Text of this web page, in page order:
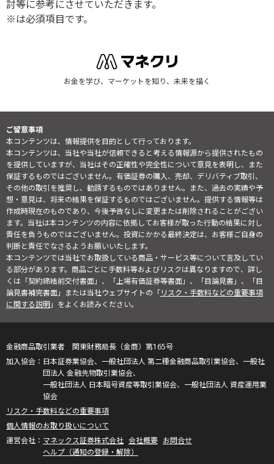
討等に参考にさせていただきます。
※は必須項目です。
お金を学び、マーケットを知り、未来を描く
ご留意事項
本コンテンツは、情報提供を目的として行っております。
本コンテンツは、当社や当社が信頼できると考える情報源から提供されたもの
を提供していますが、当社はその正確性や完全性について意見を表明し、また
保証するものではございません。有価証券の購入、売却、デリバティブ取引、
その他の取引を推奨し、勧誘するものではありません。また、過去の実績や予
想・意見は、将来の結果を保証するものではございません。提供する情報等は
作成時現在のものであり、今後予告なしに変更または削除されることがござい
ます。当社は本コンテンツの内容に依拠してお客様が取った行動の結果に対し
責任を負うものではございません。投資にかかる最終決定は、お客様ご自身の
判断と責任でなさるようお願いいたします。
本コンテンツでは当社でお取扱している商品・サービス等について言及してい
る部分があります。商品ごとに手数料等およびリスクは異なりますので、詳し
くは「契約締結前交付書面」、「上場有価証券等書面」、「目論見書」、「目
論見書補完書面」または当社ウェブサイトの「リスク・手数料などの重要事項
に関する説明」をよくお読みください。
金融商品取引業者 関東財務局長（金商）第165号
日本証券業協会、一般社団法人 第二種金融商品取引業協会、一般社
団法人 金融先物取引業協会、
一般社団法人 日本暗号資産等取引業協会、一般社団法人 資産運用業
協会
リスク・手数料などの重要事項
個人情報のお取り扱いについて
マネックス証券株式会社 会社概要 お問合せ
ヘルプ（通知の登録・解除）